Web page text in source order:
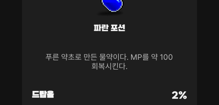
파란 포션
푸른 약초로 만든 물약이다. MP를 약 100
회복시킨다.
드랍율 2%